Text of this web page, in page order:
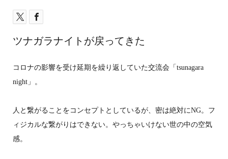
ツナガラナイトが戻ってきた
コロナの影響を受け延期を繰り返していた交流会「tsunagara
night」。
人と繋がることをコンセプトとしているが、密は絶対にNG。フ
ィジカルな繋がりはできない。やっちゃいけない世の中の空気
感。